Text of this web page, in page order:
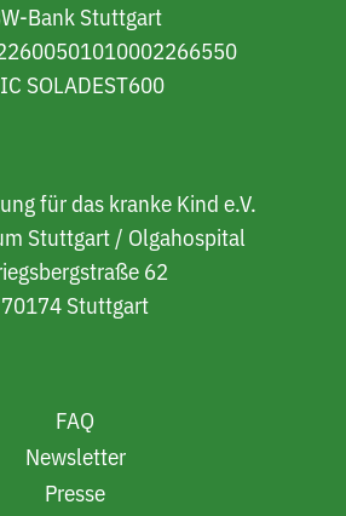
Bank Stuttgart
SOLADEST600
für das kranke Kind e.V.
Stuttgart / Olgahospital
62
70174 Stuttgart
FAQ
Newsletter
Presse